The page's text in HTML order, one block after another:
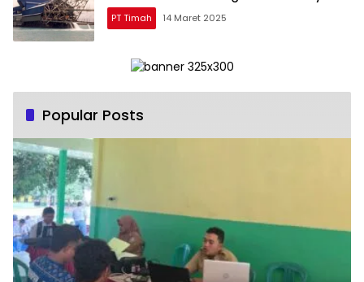
PT Timah 14 Maret 2025
Popular Posts